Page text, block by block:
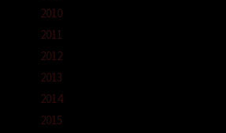
2010
2011
2012
2013
2014
2015